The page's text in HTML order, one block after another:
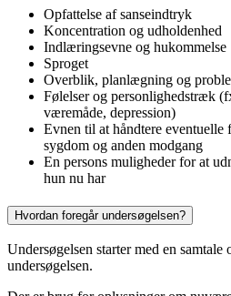
Opfattelse af sanseindtryk
Koncentration og udholdenhed
Indlæringsevne og hukommelse
Sproget
Overblik, planlægning og
Følelser og personlighedstræk
væremåde, depression)
Evnen til at håndtere eventuelle
sygdom og anden modgang
En persons muligheder for at
hun nu har
Hvordan foregår undersøgelsen?
Undersøgelsen starter med en samtale
undersøgelsen.